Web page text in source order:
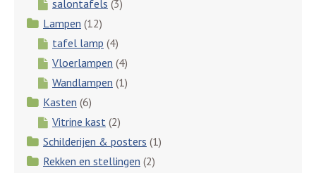
salontafels (3)
Lampen (12)
tafel lamp (4)
Vloerlampen (4)
Wandlampen (1)
Kasten (6)
Vitrine kast (2)
Schilderijen & posters (1)
Rekken en stellingen (2)